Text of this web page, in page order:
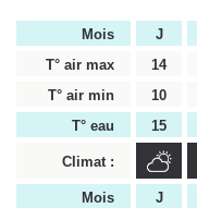
Mois J
T° air max
14
T° air min
10
T° eau
15
Climat :
Mois J